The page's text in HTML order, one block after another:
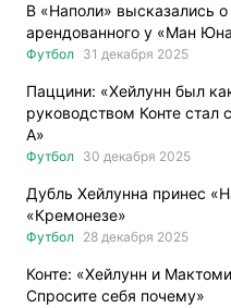
В «Наполи» высказались
арендованного у «Ман
Футбол 31 декабря 2025
Паццини: «Хейлунн был
руководством Конте
А»
Футбол 30 декабря 2025
Дубль Хейлунна принес
«Кремонезе»
Футбол 28 декабря 2025
Конте: «Хейлунн и
Спросите себя почему»